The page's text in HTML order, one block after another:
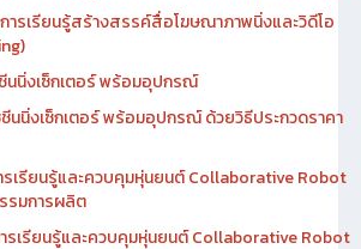
รเรียนรู้สร้างสรรค์สื่อโฆษณาภาพนิ่งและวิดีโอ
นนิ่งเซ็กเตอร์ พร้อมอุปกรณ์
นิ่งเซ็กเตอร์ พร้อมอุปกรณ์ ด้วยวิธีประกวดราคา
เรียนรู้และควบคุมหุ่นยนต์ Collaborative Robot
รมการผลิต
เรียนรู้และควบคุมหุ่นยนต์ Collaborative Robot